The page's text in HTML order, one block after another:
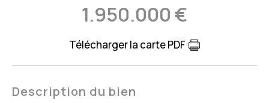
1.950.000 €
Télécharger la carte PDF
Description du bien